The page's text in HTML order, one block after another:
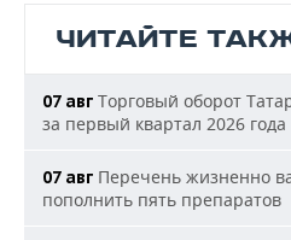
ЧИТАЙТЕ
07 авг Торговый оборот
за первый квартал 2026 года
07 авг Перечень жизненно
пополнить пять препаратов